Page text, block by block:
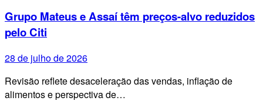
Grupo Mateus e Assaí têm preços-alvo reduzidos
pelo Citi
28 de julho de 2026
Revisão reflete desaceleração das vendas, inflação de
alimentos e perspectiva de…